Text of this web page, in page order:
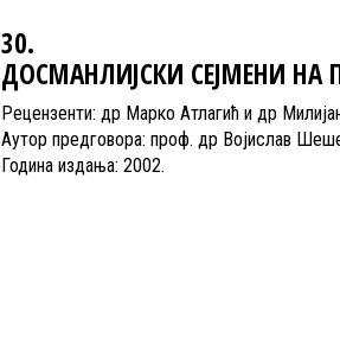
30.
ДОСМАНЛИЈСКИ СЕЈМЕНИ НА
Рецензенти: др Марко Атлагић и др
Аутор предговора: проф. др Војислав
Година издања: 2002.